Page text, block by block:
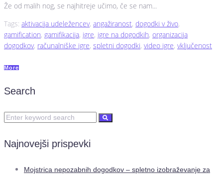
Že od malih nog, se najhitreje učimo, če se nam...
Tags: aktivacija udeležencev, angažiranost, dogodki v živo,
gamification, gamifikacija, igre, igre na dogodkih, organizacija
dogodkov, računalniške igre, spletni dogodki, video igre, vključenost
More
Search
Najnovejši prispevki
Mojstrica nepozabnih dogodkov – spletno izobraževanje za